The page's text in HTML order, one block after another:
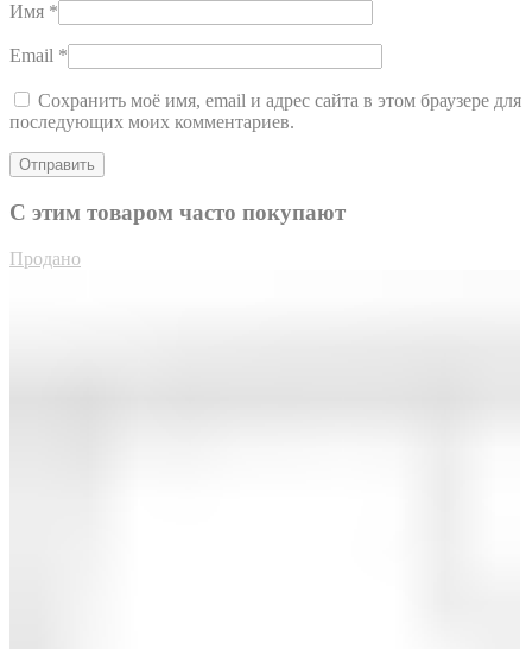
Имя *
Email *
Сохранить моё имя, email и адрес сайта в этом браузере для
последующих моих комментариев.
С этим товаром часто покупают
Продано